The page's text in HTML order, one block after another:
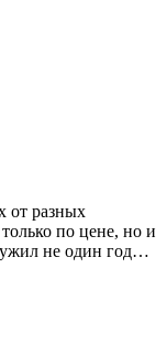
от разных
по цене, но и
не один год…